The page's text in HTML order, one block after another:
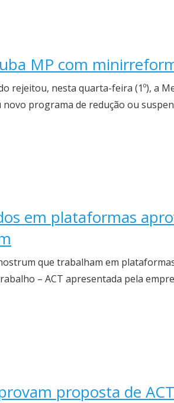
MP com
rejeitou, nesta quarta-feira (1º), a
programa de redução ou
em plataformas
que trabalham em
– ACT apresentada pela
proposta de